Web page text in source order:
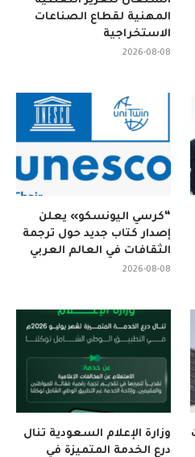
السنغال لتعزيز التغطية
المهنية لقطاع الصناعات
الاستخراجية
“كرسي اليونسكو» يعلن
إصدار كتاب جديد حول ترجمة
الثقافات في العالم العربي
وزارة الإعلام السعودية تنال